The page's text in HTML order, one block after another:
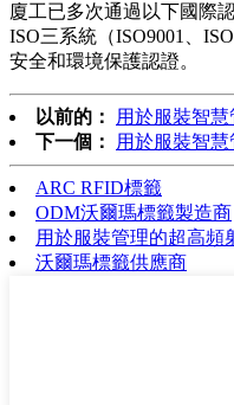
廈工已多次通過以下國際認
ISO三系統（ISO9001、
安全和環境保護認證。
以前的：
用於服裝智
下一個：
用於服裝智
ARC RFID標籤
ODM沃爾瑪標籤製造商
用於服裝管理的超高頻
沃爾瑪標籤供應商